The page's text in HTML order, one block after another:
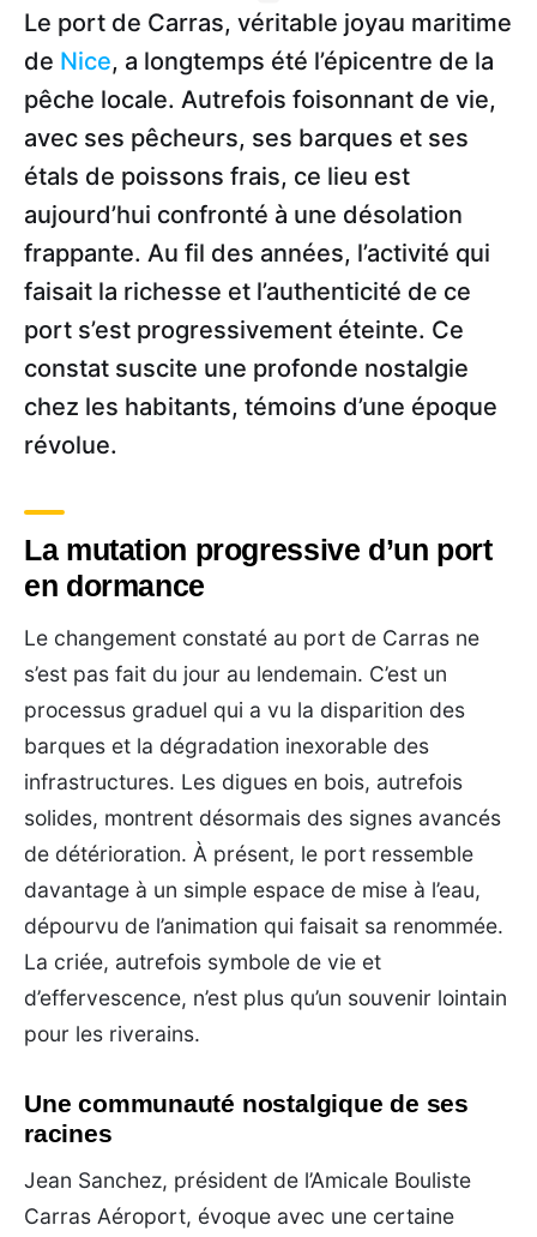
Le port de Carras, véritable joyau maritime
de Nice, a longtemps été l’épicentre de la
pêche locale. Autrefois foisonnant de vie,
avec ses pêcheurs, ses barques et ses
étals de poissons frais, ce lieu est
aujourd’hui confronté à une désolation
frappante. Au fil des années, l’activité qui
faisait la richesse et l’authenticité de ce
port s’est progressivement éteinte. Ce
constat suscite une profonde nostalgie
chez les habitants, témoins d’une époque
révolue.
La mutation progressive d’un port
en dormance
Le changement constaté au port de Carras ne
s’est pas fait du jour au lendemain. C’est un
processus graduel qui a vu la disparition des
barques et la dégradation inexorable des
infrastructures. Les digues en bois, autrefois
solides, montrent désormais des signes avancés
de détérioration. À présent, le port ressemble
davantage à un simple espace de mise à l’eau,
dépourvu de l’animation qui faisait sa renommée.
La criée, autrefois symbole de vie et
d’effervescence, n’est plus qu’un souvenir lointain
pour les riverains.
Une communauté nostalgique de ses
racines
Jean Sanchez, président de l’Amicale Bouliste
Carras Aéroport, évoque avec une certaine